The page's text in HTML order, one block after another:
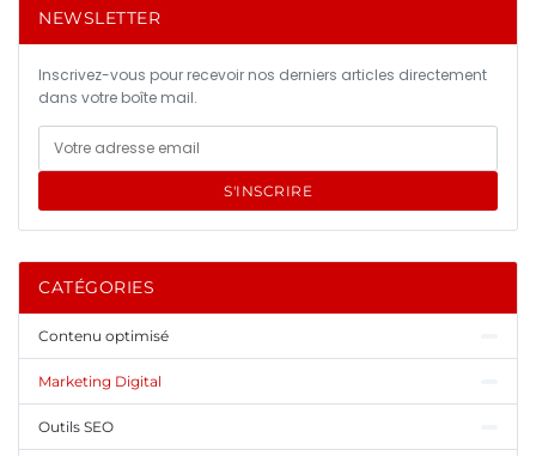
NEWSLETTER
Inscrivez-vous pour recevoir nos derniers articles directement
dans votre boîte mail.
S'INSCRIRE
CATÉGORIES
Contenu optimisé
Marketing Digital
Outils SEO